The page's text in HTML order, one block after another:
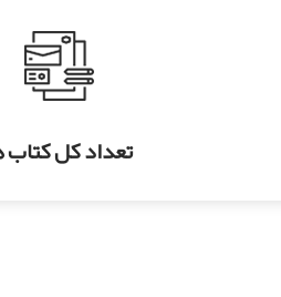
تعداد کل کتاب